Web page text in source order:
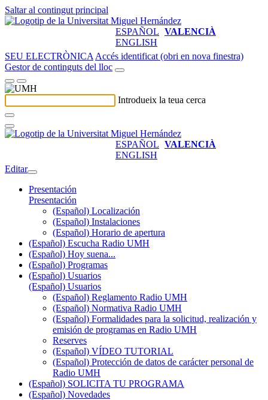
Saltar al contingut principal
ESPAÑOL VALENCIÀ
ENGLISH
SEU ELECTRÒNICA Accés identificat (obri en nova finestra)
Gestor de continguts del lloc
Introdueix la teua cerca
ESPAÑOL VALENCIÀ
ENGLISH
Editar
Presentación
Presentación
(Español) Localización
(Español) Instalaciones
(Español) Horario de apertura
(Español) Escucha Radio UMH
(Español) Hoy suena...
(Español) Programas
(Español) Usuarios
(Español) Usuarios
(Español) Reglamento Radio UMH
(Español) Normativa Radio UMH
(Español) Formalidades para la solicitud, realización y
emisión de programas en Radio UMH
Reserves
(Español) VÍDEO TUTORIAL
(Español) Protección de datos de carácter personal de
Radio UMH
(Español) SOLICITA TU PROGRAMA
(Español) Novedades